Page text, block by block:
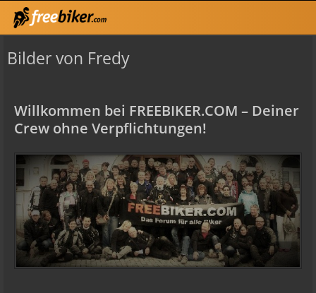
Bilder von Fredy
Willkommen bei FREEBIKER.COM – Deiner
Crew ohne Verpflichtungen!